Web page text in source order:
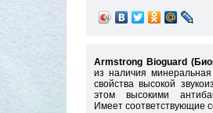
Armstrong Bioguard
из наличия
свойства высокой
этом высокими
Имеет соответствующие